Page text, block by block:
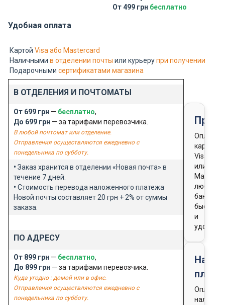
От 499 грн бесплатно
Удобная оплата
Картой Visa або Mastercard
Наличными в отделении почты или курьерупри получении
Подарочными сертификатами магазина
В ОТДЕЛЕНИЯ И ПОЧТОМАТЫ
От 699 грн — бесплатно,
До 699 грн — за тарифами перевозчика.
В любой почтомат или отделение.
Отправления осуществляются ежедневно с
понедельника по субботу.
• Заказ хранится в отделении «Новая почта» в
течение 7 дней.
• Стоимость перевода наложенного платежа
Новой почты составляет 20 грн + 2% от суммы
заказа.
ПО АДРЕСУ
От 899 грн — бесплатно,
До 899 грн — за тарифами перевозчика.
Куда угодно : домой или в офис.
Отправления осуществляются ежедневно с
понедельника по субботу.
Оплата
картой
Visa
или
любого
банка
быстро
и
удобно
Оплата